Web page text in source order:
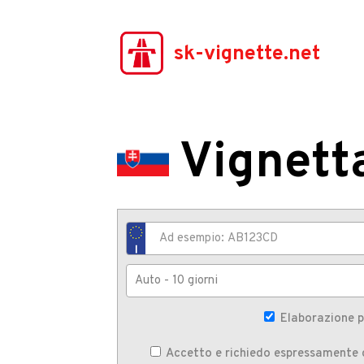
sk-vignette.net
Elaborazione
Accetto e richiedo